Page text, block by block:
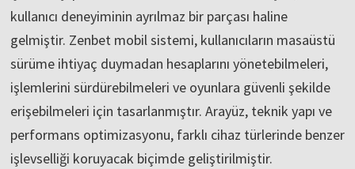
kullanıcı deneyiminin ayrılmaz bir parçası haline
gelmiştir. Zenbet mobil sistemi, kullanıcıların masaüstü
sürüme ihtiyaç duymadan hesaplarını yönetebilmeleri,
işlemlerini sürdürebilmeleri ve oyunlara güvenli şekilde
erişebilmeleri için tasarlanmıştır. Arayüz, teknik yapı ve
performans optimizasyonu, farklı cihaz türlerinde benzer
işlevselliği koruyacak biçimde geliştirilmiştir.